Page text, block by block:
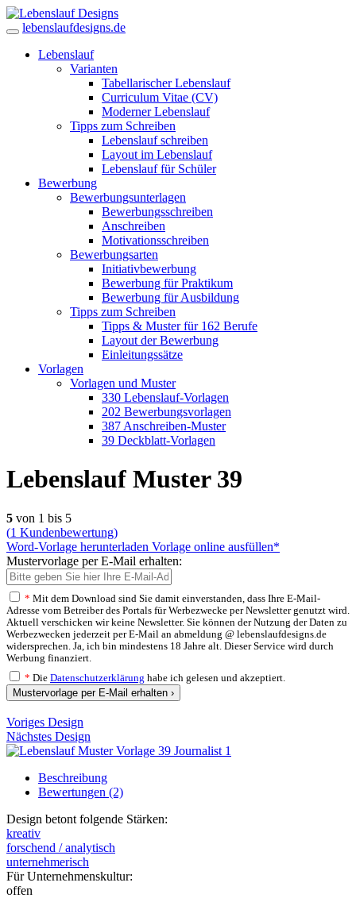
lebenslaufdesigns.de
Lebenslauf
Varianten
Tabellarischer Lebenslauf
Curriculum Vitae (CV)
Moderner Lebenslauf
Tipps zum Schreiben
Lebenslauf schreiben
Layout im Lebenslauf
Lebenslauf für Schüler
Bewerbung
Bewerbungsunterlagen
Bewerbungsschreiben
Anschreiben
Motivationsschreiben
Bewerbungsarten
Initiativbewerbung
Bewerbung für Praktikum
Bewerbung für Ausbildung
Tipps zum Schreiben
Tipps & Muster für 162 Berufe
Layout der Bewerbung
Einleitungssätze
Vorlagen
Vorlagen und Muster
330 Lebenslauf-Vorlagen
202 Bewerbungsvorlagen
387 Anschreiben-Muster
39 Deckblatt-Vorlagen
Lebenslauf Muster 39
5 von 1 bis 5
(1 Kundenbewertung)
Word-Vorlage herunterladen Vorlage online ausfüllen*
Mustervorlage per E-Mail erhalten:
* Mit dem Download sind Sie damit einverstanden, dass Ihre E-Mail-
Adresse vom Betreiber des Portals für Werbezwecke per Newsletter genutzt wird.
Aktuell verschicken wir keine Newsletter. Sie können der Nutzung der Daten zu
Werbezwecken jederzeit per E-Mail an abmeldung @ lebenslaufdesigns.de
widersprechen. Ja, ich bin mindestens 18 Jahre alt. Dieser Service wird durch
Werbung finanziert.
* Die Datenschutzerklärung habe ich gelesen und akzeptiert.
Mustervorlage per E-Mail erhalten ›
Voriges Design
Nächstes Design
Beschreibung
Bewertungen (2)
Design betont folgende Stärken:
kreativ
forschend / analytisch
unternehmerisch
Für Unternehmenskultur:
offen